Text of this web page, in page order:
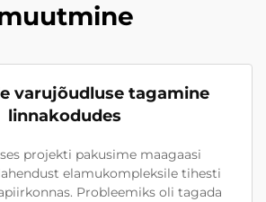
varujõudluse tagamine
linnakodudes
projekti pakusime maagaasi
elamukompleksile tihesti
Probleemiks oli tagada